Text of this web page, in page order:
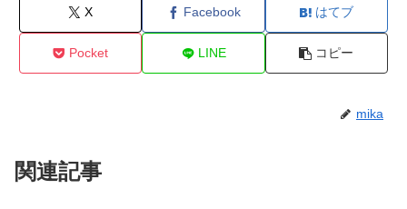
X Facebook はてブ
Pocket LINE コピー
mika
関連記事